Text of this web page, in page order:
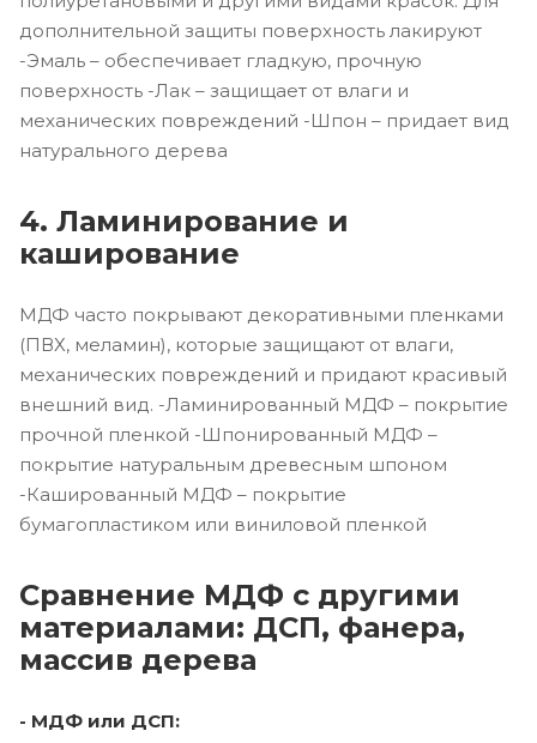
дополнительной защиты поверхность лакируют
-Эмаль – обеспечивает гладкую, прочную
поверхность -Лак – защищает от влаги и
механических повреждений -Шпон – придает вид
натурального дерева
4. Ламинирование и
каширование
МДФ часто покрывают декоративными пленками
(ПВХ, меламин), которые защищают от влаги,
механических повреждений и придают красивый
внешний вид. -Ламинированный МДФ – покрытие
прочной пленкой -Шпонированный МДФ –
покрытие натуральным древесным шпоном
-Кашированный МДФ – покрытие
бумагопластиком или виниловой пленкой
Сравнение МДФ с другими
материалами: ДСП, фанера,
массив дерева
- МДФ или ДСП: